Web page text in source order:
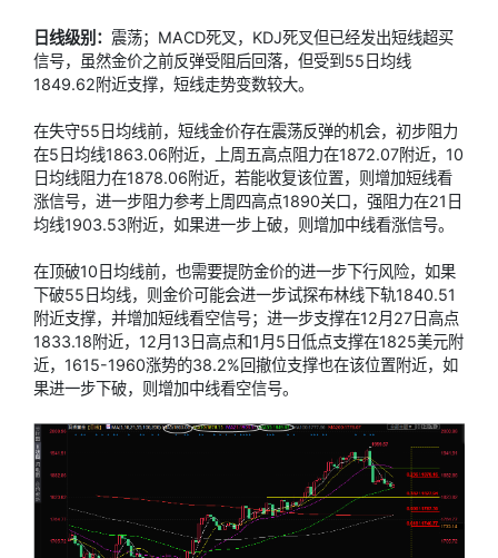
日线级别： 震荡；MACD死叉，KDJ死叉但已经发出短线超买
信号，虽然金价之前反弹受阻后回落，但受到55日均线
1849.62附近支撑，短线走势变数较大。
在失守55日均线前，短线金价存在震荡反弹的机会，初步阻力
在5日均线1863.06附近，上周五高点阻力在1872.07附近，10
日均线阻力在1878.06附近，若能收复该位置，则增加短线看
涨信号，进一步阻力参考上周四高点1890关口，强阻力在21日
均线1903.53附近，如果进一步上破，则增加中线看涨信号。
在顶破10日均线前，也需要提防金价的进一步下行风险，如果
下破55日均线，则金价可能会进一步试探布林线下轨1840.51
附近支撑，并增加短线看空信号；进一步支撑在12月27日高点
1833.18附近，12月13日高点和1月5日低点支撑在1825美元附
近，1615-1960涨势的38.2%回撤位支撑也在该位置附近，如
果进一步下破，则增加中线看空信号。